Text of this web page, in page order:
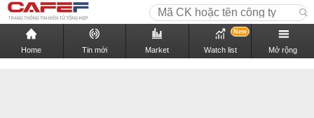
Home Tin mới Market Watch list
New
Mở rộng